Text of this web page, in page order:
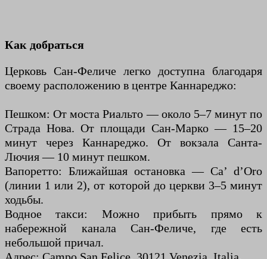
Как добраться
Церковь Сан-Феличе легко доступна благодаря
своему расположению в центре Каннареджо:
Пешком: От моста Риальто — около 5–7 минут по
Страда Нова. От площади Сан-Марко — 15–20
минут через Каннареджо. От вокзала Санта-
Лючия — 10 минут пешком.
Вапоретто: Ближайшая остановка — Ca’ d’Oro
(линии 1 или 2), от которой до церкви 3–5 минут
ходьбы.
Водное такси: Можно прибыть прямо к
набережной канала Сан-Феличе, где есть
небольшой причал.